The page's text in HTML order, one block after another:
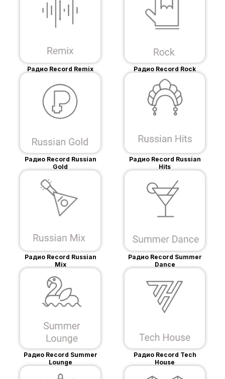
Радио Record Remix Радио Record Rock
Радио Record Russian
Gold
Радио Record Russian
Hits
Радио Record Russian
Mix
Радио Record Summer
Dance
Радио Record Summer
Lounge
Радио Record Tech
House